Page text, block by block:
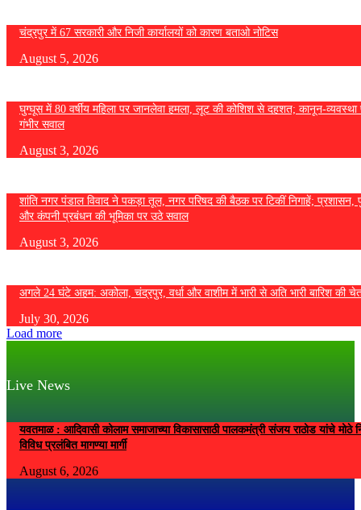
चंद्रपुर में 67 सरकारी और निजी कार्यालयों को कारण बताओ नोटिस
August 5, 2026
घुग्घूस में 80 वर्षीय महिला पर जानलेवा हमला, लूट की कोशिश से दहशत; कानून-व्यवस्था
गंभीर सवाल
August 3, 2026
शांति नगर पंडाल विवाद ने पकड़ा तूल, नगर परिषद की बैठक पर टिकीं निगाहें; प्रशासन,
और कंपनी प्रबंधन की भूमिका पर उठे सवाल
August 3, 2026
अगले 24 घंटे अहम: अकोला, चंद्रपुर, वर्धा और वाशीम में भारी से अति भारी बारिश की
July 30, 2026
Load more
Live News
यवतमाळ : आदिवासी कोलाम समाजाच्या विकासासाठी पालकमंत्री संजय राठोड यांचे मोठे
विविध प्रलंबित मागण्या मार्गी
August 6, 2026